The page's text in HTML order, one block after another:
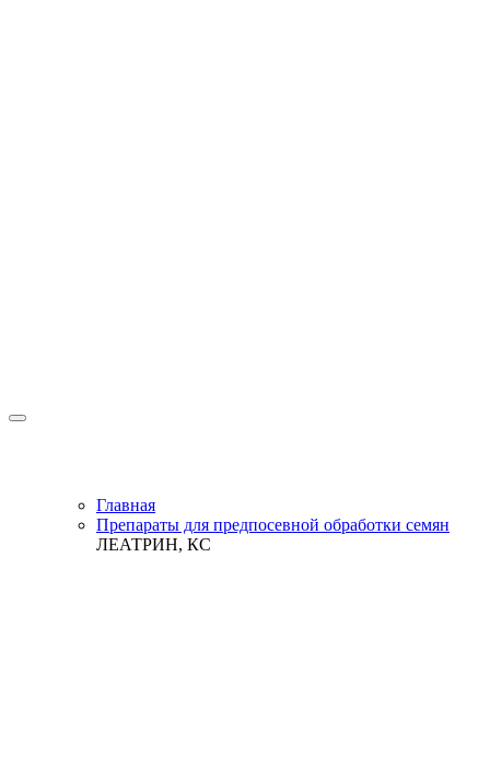
Главная
Препараты для предпосевной обработки семян
ЛЕАТРИН, КC